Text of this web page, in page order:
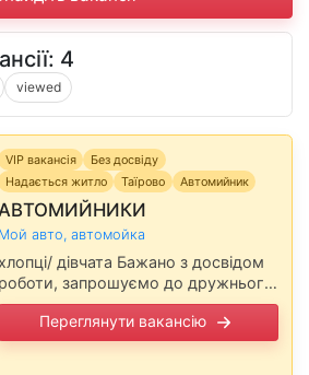
4
viewed
VIP вакансія
Без досвіду
Надається житло
Таїрово Автомийник
АВТОМИЙНИКИ
Мой авто, автомойка
хлопці/ дівчата Бажано з досвідом
роботи, запрошуємо до дружнього
Район роботи Таїрове.
Робота постійна. Хороший
дохід. ЖИТЛО
Переглянути вакансію